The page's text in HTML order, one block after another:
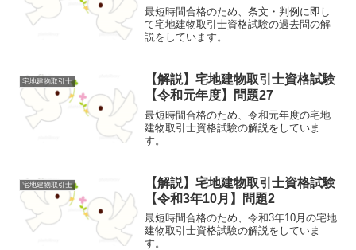
最短時間合格のため、条文・判例に即し
て宅地建物取引士資格試験の過去問の解
説をしています。
宅地建物取引士
【解説】宅地建物取引士資格試験
【令和元年度】問題27
最短時間合格のため、令和元年度の宅地
建物取引士資格試験の解説をしていま
す。
宅地建物取引士
【解説】宅地建物取引士資格試験
【令和3年10月】問題2
最短時間合格のため、令和3年10月の宅地
建物取引士資格試験の解説をしていま
す。